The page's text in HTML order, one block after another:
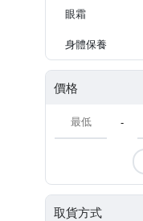
眼霜
身體保養
價格
-
取貨方式